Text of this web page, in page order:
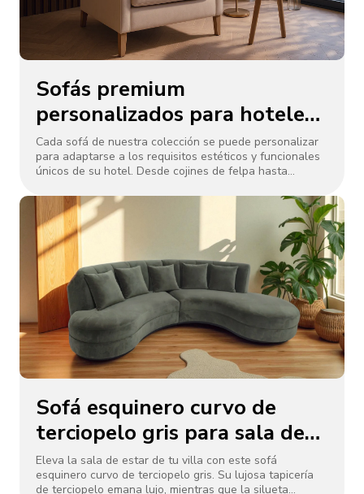
Sofás premium
personalizados para hoteles
de 5 estrellas de OC
Furniture
Cada sofá de nuestra colección se puede personalizar
para adaptarse a los requisitos estéticos y funcionales
únicos de su hotel. Desde cojines de felpa hasta
de opciones para satisfacer sus necesidades
específicas, asegurando que su sofá no solo se vea
impresionante, sino que también mejore el ambiente
general de su vestíbulo, salones o habitaciones.
Sofá esquinero curvo de
terciopelo gris para sala de
estar de villa
Eleva la sala de estar de tu villa con este sofá
esquinero curvo de terciopelo gris. Su lujosa tapicería
de terciopelo emana lujo, mientras que la silueta